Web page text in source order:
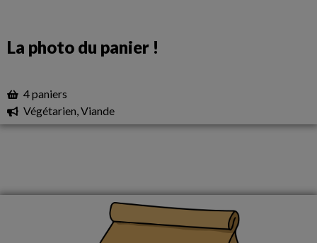
La photo du panier !
4 paniers
Végétarien, Viande